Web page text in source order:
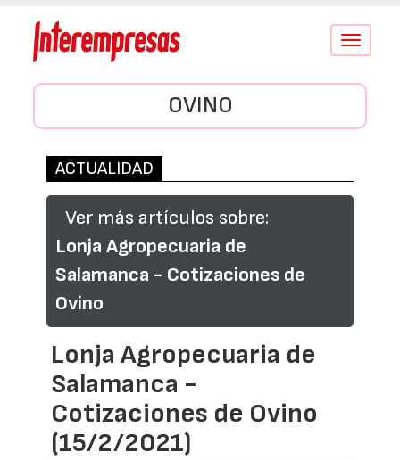
Conmutar
OVINO
ACTUALIDAD
Ver más artículos sobre:
Lonja Agropecuaria de
Salamanca - Cotizaciones de
Ovino
Lonja Agropecuaria de
Salamanca -
Cotizaciones de Ovino
(15/2/2021)